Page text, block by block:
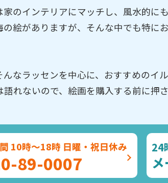
家のインテリアにマッチし、風水的に
絵がありますが、そんな中でも特に
なラッセンを中心に、おすすめのイ
れないので、絵画を購入する前に押さ
10時～18時 日曜・祝日休み
89-0007
24